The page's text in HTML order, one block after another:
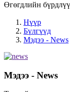
Өгөгдлийн
Нүүр
Бүлгүүд
Мэдээ - News
Мэдээ - News